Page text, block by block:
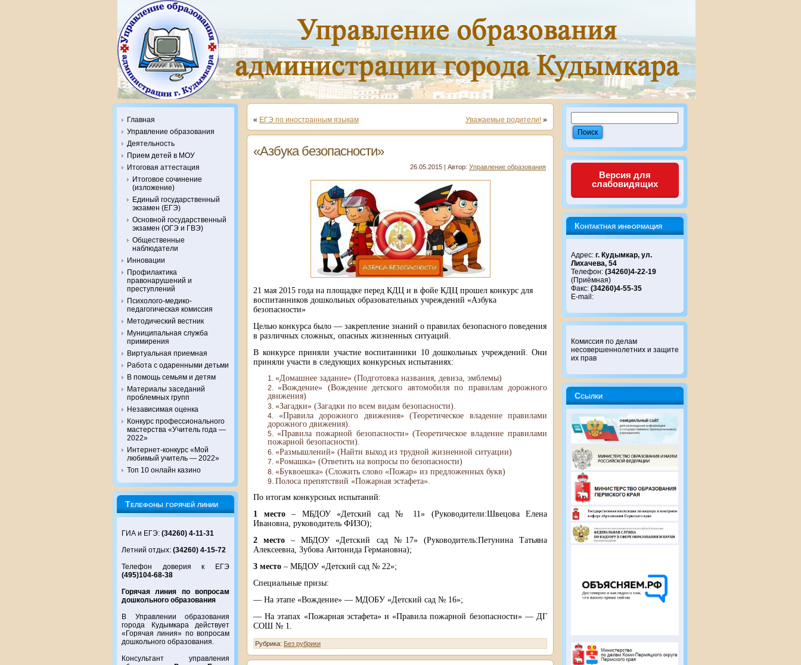
Главная
Управление образования
Деятельность
Прием детей в МОУ
Итоговая аттестация
Итоговое сочинение
(изложение)
Единый государственный
экзамен (ЕГЭ)
Основной государственный
экзамен (ОГЭ и ГВЭ)
Общественные
наблюдатели
Инновации
Профилактика
правонарушений и
преступлений
Психолого-медико-
педагогическая комиссия
Методический вестник
Муниципальная служба
примирения
Виртуальная приемная
Работа с одаренными детьми
В помощь семьям и детям
Материалы заседаний
проблемных групп
Независимая оценка
Конкурс профессионального
мастерства «Учитель года —
2022»
Интернет-конкурс «Мой
любимый учитель — 2022»
Топ 10 онлайн казино
Телефоны горячей линии
ГИА и ЕГЭ: (34260) 4-11-31
Летний отдых: (34260) 4-15-72
Телефон доверия к ЕГЭ
(495)104-68-38
Горячая линия по вопросам
дошкольного образования
В Управлении образования
города Кудымкара действует
«Горячая линия» по вопросам
дошкольного образования.
Консультант управления
« ЕГЭ по иностранным языкам Уважаемые родители! »
«Азбука безопасности»
26.05.2015 | Автор: Управление образования
21 мая 2015 года на площадке перед КДЦ и в фойе КДЦ прошел конкурс для
воспитанников дошкольных образовательных учреждений «Азбука
безопасности»
Целью конкурса было — закрепление знаний о правилах безопасного поведения
в различных сложных, опасных жизненных ситуаций.
В конкурсе приняли участие воспитанники 10 дошкольных учреждений. Они
приняли участи в следующих конкурсных испытаниях:
«Домашнее задание» (Подготовка названия, девиза, эмблемы)
«Вождение» (Вождение детского автомобиля по правилам дорожного
движения)
«Загадки» (Загадки по всем видам безопасности).
«Правила дорожного движения» (Теоретическое владение правилами
дорожного движения).
«Правила пожарной безопасности» (Теоретическое владение правилами
пожарной безопасности).
«Размышлений» (Найти выход из трудной жизненной ситуации)
«Ромашка» (Ответить на вопросы по безопасности)
«Буквоешка» (Сложить слово «Пожар» из предложенных букв)
Полоса препятствий «Пожарная эстафета».
По итогам конкурсных испытаний:
1 место– МБДОУ «Детский сад № 11» (Руководители:Швецова Елена
Ивановна, руководитель ФИЗО);
2 место – МБДОУ «Детский сад №17» (Руководитель:Петунина Татьяна
Алексеевна, Зубова Антонида Германовна);
3 место – МБДОУ «Детский сад № 22»;
Специальные призы:
— На этапе «Вождение» — МДОБУ «Детский сад № 16»;
— На этапах «Пожарная эстафета» и «Правила пожарной безопасности» — ДГ
СОШ № 1.
Рубрика: Без рубрики
Версия для
слабовидящих
Контактная информация
Адрес: г. Кудымкар, ул.
Лихачева, 54
Телефон: (34260)4-22-19
(Приёмная)
Факс: (34260)4-55-35
E-mail:
Комиссия по делам
несовершеннолетних и защите
их прав
Ссылки